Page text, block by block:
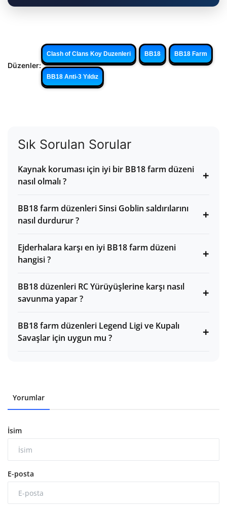
Düzenler:
Clash of Clans Koy Duzenleri BB18 BB18 Farm
BB18 Anti-3 Yıldız
Sık Sorulan Sorular
Kaynak koruması için iyi bir BB18 farm düzeni
nasıl olmalı ?
+
BB18 farm düzenleri Sinsi Goblin saldırılarını
nasıl durdurur ?
+
Ejderhalara karşı en iyi BB18 farm düzeni
hangisi ?
+
BB18 düzenleri RC Yürüyüşlerine karşı nasıl
savunma yapar ?
+
BB18 farm düzenleri Legend Ligi ve Kupalı
Savaşlar için uygun mu ?
+
Yorumlar
İsim
E-posta